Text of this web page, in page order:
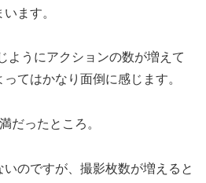
ます。
ようにアクションの数が増えて
てはかなり面倒に感じます。
だったところ。
のですが、撮影枚数が増えると